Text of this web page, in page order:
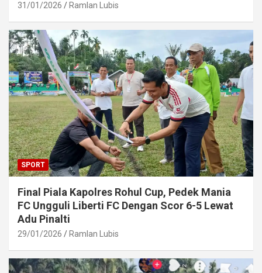
31/01/2026 Ramlan Lubis
SPORT
Final Piala Kapolres Rohul Cup, Pedek Mania
FC Ungguli Liberti FC Dengan Scor 6-5 Lewat
Adu Pinalti
29/01/2026 Ramlan Lubis